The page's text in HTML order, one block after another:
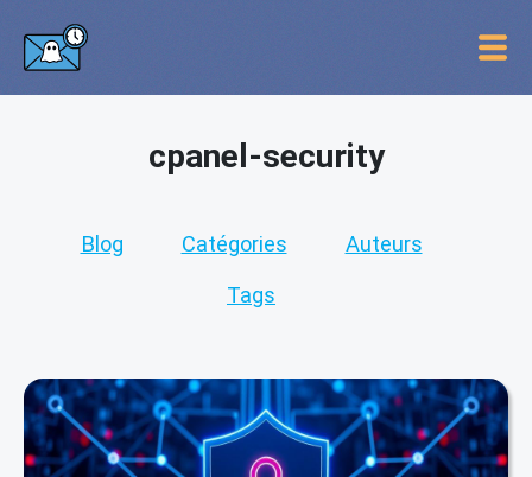
cpanel-security
Blog Catégories Auteurs
Tags